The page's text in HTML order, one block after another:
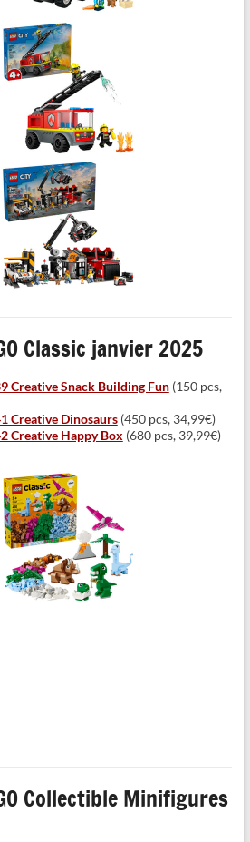
Classic janvier 2025
Creative Snack Building Fun(150 pcs,
Creative Dinosaurs(450 pcs, 34,99€)
Creative Happy Box (680 pcs, 39,99€)
Collectible Minifigures